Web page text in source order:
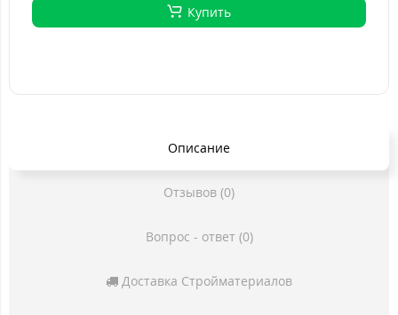
Купить
Описание
Отзывов (0)
Вопрос - ответ (0)
Доставка Стройматериалов